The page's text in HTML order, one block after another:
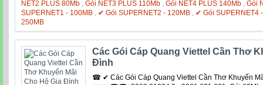
NET2 PLUS 80Mb Gói NET3 PLUS 110Mb Gói NET4 PLUS 140Mb
Gói
SUPERNET1 - 100MB
✔ Gói SUPERNET2 - 120MB
✔ Gói SUPERNET4
250MB
Các Gói Cáp Quang Viettel Cần Thơ
Đình
☎ ✔ Các Gói Cáp Quang Viettel Cần Thơ Khuyến